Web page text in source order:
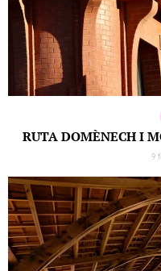
RUTA DOMÈNECH I
9